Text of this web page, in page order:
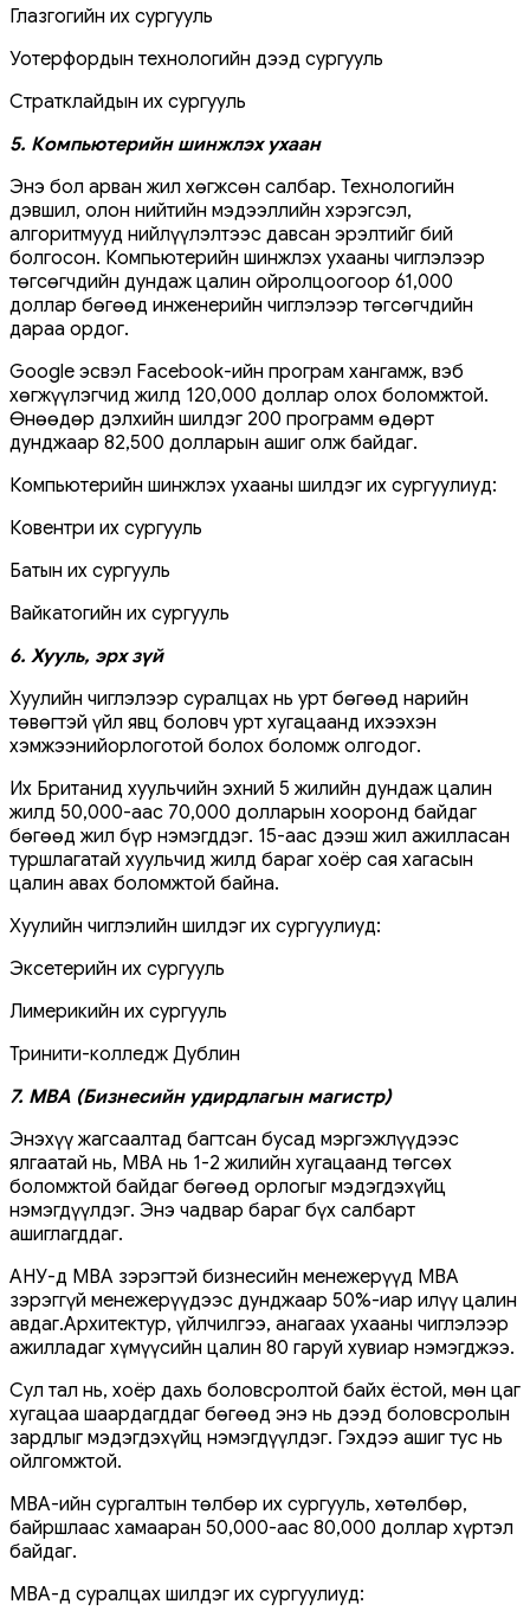
Глазгогийн их сургууль
Уотерфордын технологийн дээд сургууль
Стратклайдын их сургууль
5. Компьютерийн шинжлэх ухаан
Энэ бол арван жил хөгжсөн салбар. Технологийн
дэвшил, олон нийтийн мэдээллийн хэрэгсэл,
алгоритмууд нийлүүлэлтээс давсан эрэлтийг бий
болгосон. Компьютерийн шинжлэх ухааны чиглэлээр
төгсөгчдийн дундаж цалин ойролцоогоор 61,000
доллар бөгөөд инженерийн чиглэлээр төгсөгчдийн
дараа ордог.
Google эсвэл Facebook-ийн програм хангамж, вэб
хөгжүүлэгчид жилд 120,000 доллар олох боломжтой.
Өнөөдөр дэлхийн шилдэг 200 программ өдөрт
дунджаар 82,500 долларын ашиг олж байдаг.
Компьютерийн шинжлэх ухааны шилдэг их сургуулиуд:
Ковентри их сургууль
Батын их сургууль
Вайкатогийн их сургууль
6. Хууль, эрх зүй
Хуулийн чиглэлээр суралцах нь урт бөгөөд нарийн
төвөгтэй үйл явц боловч урт хугацаанд ихээхэн
хэмжээнийорлоготой болох боломж олгодог.
Их Британид хуульчийн эхний 5 жилийн дундаж цалин
жилд 50,000-аас 70,000 долларын хооронд байдаг
бөгөөд жил бүр нэмэгддэг. 15-аас дээш жил ажилласан
туршлагатай хуульчид жилд бараг хоёр сая хагасын
цалин авах боломжтой байна.
Хуулийн чиглэлийн шилдэг их сургуулиуд:
Эксетерийн их сургууль
Лимерикийн их сургууль
Тринити-колледж Дублин
7. MBA (Бизнесийн удирдлагын магистр)
Энэхүү жагсаалтад багтсан бусад мэргэжлүүдээс
ялгаатай нь, MBA нь 1-2 жилийн хугацаанд төгсөх
боломжтой байдаг бөгөөд орлогыг мэдэгдэхүйц
нэмэгдүүлдэг. Энэ чадвар бараг бүх салбарт
ашиглагддаг.
АНУ-д MBA зэрэгтэй бизнесийн менежерүүд MBA
зэрэггүй менежерүүдээс дунджаар 50%-иар илүү цалин
авдаг.Архитектур, үйлчилгээ, анагаах ухааны чиглэлээр
ажилладаг хүмүүсийн цалин 80 гаруй хувиар нэмэгджээ.
Сул тал нь, хоёр дахь боловсролтой байх ёстой, мөн цаг
хугацаа шаардагддаг бөгөөд энэ нь дээд боловсролын
зардлыг мэдэгдэхүйц нэмэгдүүлдэг. Гэхдээ ашиг тус нь
ойлгомжтой.
MBA-ийн сургалтын төлбөр их сургууль, хөтөлбөр,
байршлаас хамааран 50,000-аас 80,000 доллар хүртэл
байдаг.
MBA-д суралцах шилдэг их сургуулиуд: